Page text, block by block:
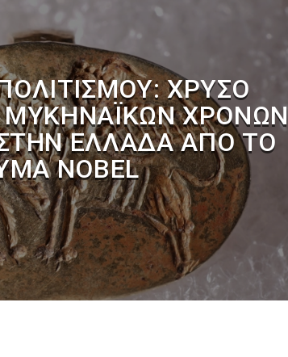
ΧΡΥΣΌ
ΜΥΚΗΝΑΪΚΏΝ ΧΡΌΝΩΝ
ΕΛΛΆΔΑ ΑΠΌ ΤΟ
NOBEL